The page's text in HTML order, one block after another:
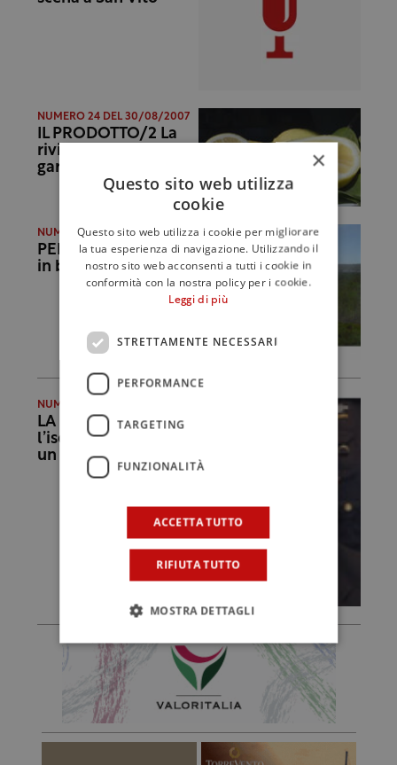
NUMERO 24 DEL 30/08/2007
IL PRODOTTO/2 La
rivincita del limone
garibaldino
NUMERO 24 DEL 30/08/2007
PERBACCO Il Brasile
in bottiglia
NUMERO 24 DEL 30/08/2007
LA NORMA Igt,
l’iscrizione diventa
un dovere
×
Questo sito web utilizza
cookie
Questo sito web utilizza i cookie per migliorare
la tua esperienza di navigazione. Utilizzando il
nostro sito web acconsenti a tutti i cookie in
conformità con la nostra policy per i cookie.
Leggi di più
STRETTAMENTE NECESSARI
PERFORMANCE
TARGETING
FUNZIONALITÀ
ACCETTA TUTTO
RIFIUTA TUTTO
MOSTRA DETTAGLI